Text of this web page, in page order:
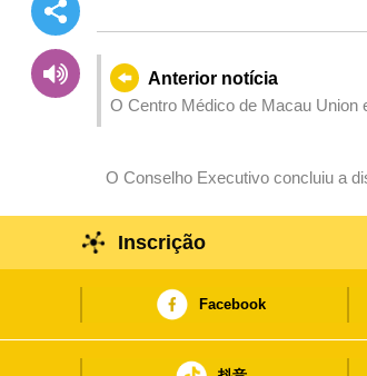
Anterior notícia
O Centro Médico de Macau Union
O Conselho Executivo concluiu a
Inscrição
Facebook